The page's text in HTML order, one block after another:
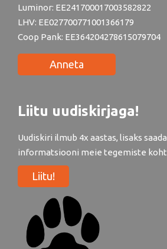
Luminor: EE241700017003582822
LHV: EE027700771001366179
Coop Pank: EE364204278615079704
Anneta
Liitu uudiskirjaga!
Uudiskiri ilmub 4x aastas, lisaks
informatsiooni meie tegemiste
Liitu!